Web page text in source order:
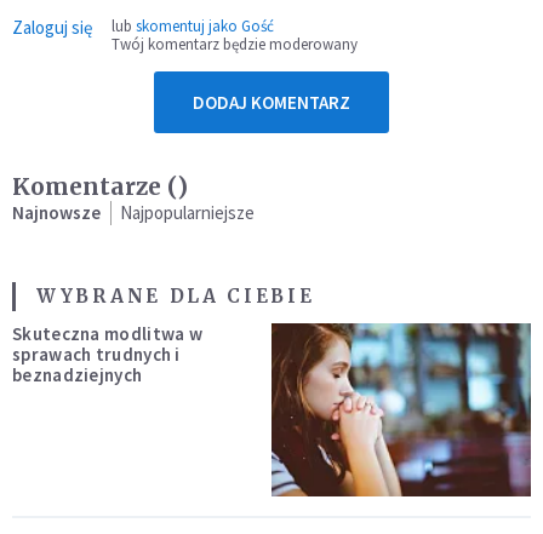
Zaloguj się lub skomentuj jako Gość
Twój komentarz będzie moderowany
DODAJ KOMENTARZ
Komentarze ()
Najnowsze Najpopularniejsze
WYBRANE DLA CIEBIE
Skuteczna modlitwa w
sprawach trudnych i
beznadziejnych